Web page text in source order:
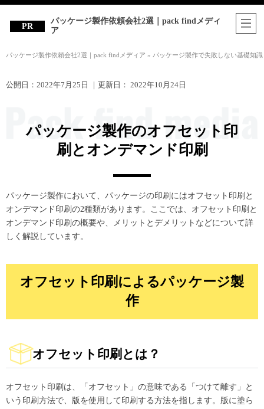
パッケージ製作依頼会社2選｜pack findメディ
ア
パッケージ製作依頼会社2選｜pack findメディア » パッケージ製作で失敗しない基礎知識
公開日： 2022年7月25日 ｜更新日： 2022年10月24日
パッケージ製作のオフセット印
刷とオンデマンド印刷
パッケージ製作において、パッケージの印刷にはオフセット印刷と
オンデマンド印刷の2種類があります。ここでは、オフセット印刷と
オンデマンド印刷の概要や、メリットとデメリットなどについて詳
しく解説しています。
オフセット印刷によるパッケージ製
作
オフセット印刷とは？
オフセット印刷は、「オフセット」の意味である「つけて離す」と
いう印刷方法で、版を使用して印刷する方法を指します。版に塗ら